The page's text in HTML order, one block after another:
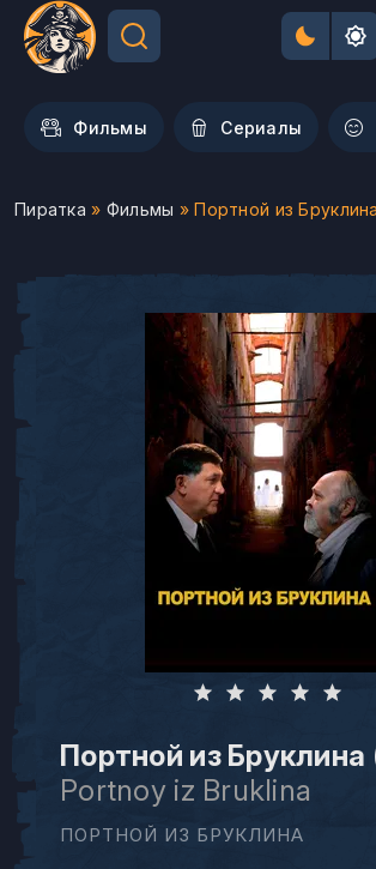
Фильмы Сериалы
Пиратка » Фильмы » Портной из Бруклина
Портной из
Portnoy iz Bruklina
ПОРТНОЙ ИЗ БРУКЛИНА